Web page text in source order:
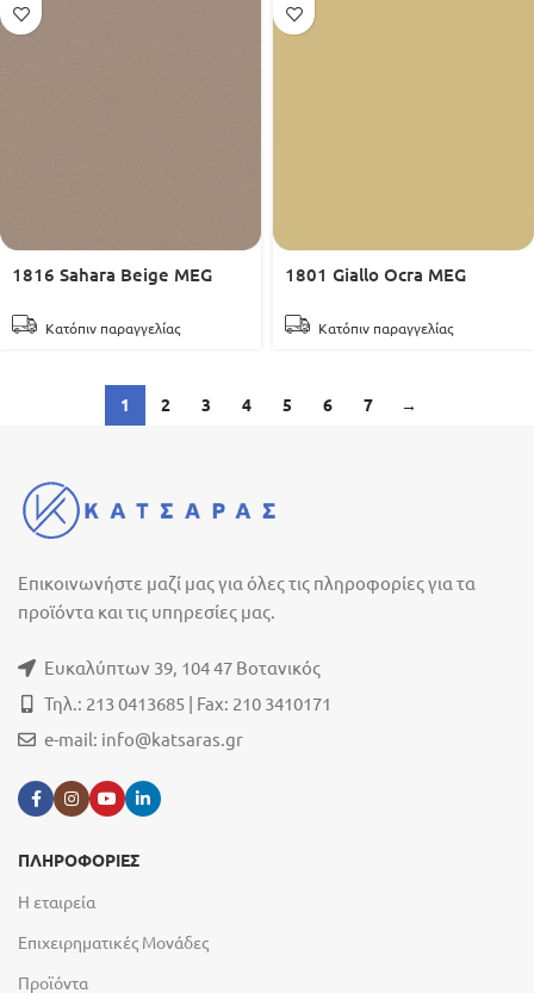
1816 Sahara Beige MEG
Κατόπιν παραγγελίας
1801 Giallo Ocra MEG
Κατόπιν παραγγελίας
1 2 3 4 5 6 7 →
Επικοινωνήστε μαζί μας για όλες τις πληροφορίες για τα
προϊόντα και τις υπηρεσίες μας.
Ευκαλύπτων 39, 104 47 Βοτανικός
Τηλ.: 213 0413685 | Fax: 210 3410171
e-mail: info@katsaras.gr
ΠΛΗΡΟΦΟΡΙΕΣ
Η εταιρεία
Επιχειρηματικές Μονάδες
Προϊόντα